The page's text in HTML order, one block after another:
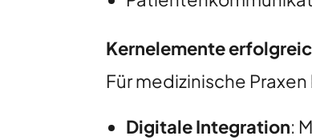
Kernelemente
Für medizinische
Digitale Integration: